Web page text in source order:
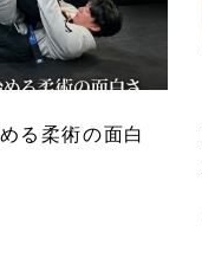
る柔術の面白